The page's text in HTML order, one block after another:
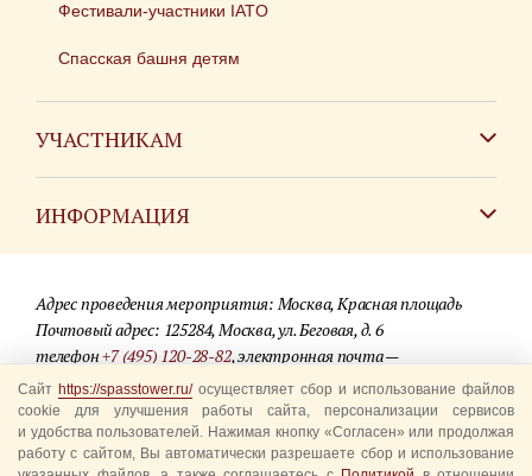
Фестивали-участники IATO
Спасская башня детям
УЧАСТНИКАМ
ИНФОРМАЦИЯ
Для СМИ
Где купить билеты
Акции
Вопрос-ответ
Адрес проведения мероприятия: Москва, Красная площадь
Почтовый адрес: 125284, Москва, ул. Беговая, д. 6
телефон+7 (495) 120-28-82, электронная почта —
info@spasstower.ru
© 2009-2025 Официальный сайт фестиваля «Спасская башня»
Разработка сайта —студия «Сибирикс»
Сайт https://spasstower.ru/осуществляет сбор и использование файлов
cookie для улучшения работы сайта, персонализации сервисов
и удобства пользователей. Нажимая кнопку «Согласен» или продолжая
работу с сайтом, Вы автоматически разрешаете сбор и использование